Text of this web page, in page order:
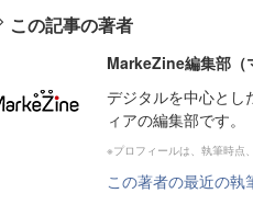
この記事の著者
MarkeZine編集部（
デジタルを中心とし
ィアの編集部です。
※プロフィールは、執筆時点
この著者の最近の執